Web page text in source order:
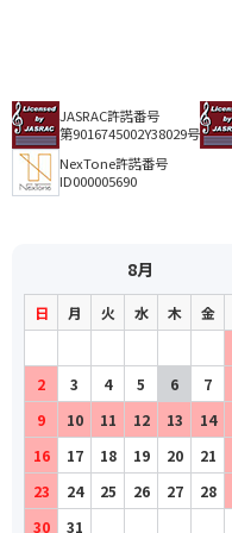
JASRAC許諾番号
第9016745002Y38029号
NexTone許諾番号
ID000005690
8月
日 月 火 水 木 金
2
3 4 5 6 7
9
10 11 12 13 14
16
17 18 19 20 21
23
24 25 26 27 28
30
31